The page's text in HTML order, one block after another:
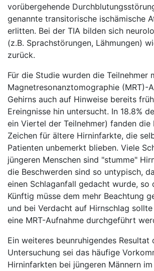
vorübergehende
genannte transitorische ischämische
erlitten. Bei der TIA bilden sich
(z.B. Sprachstörungen, Lähmungen)
zurück.
Für die Studie wurden die Teilnehmer
Magnetresonanztomographie (MRT)-
Gehirns auch auf Hinweise bereits
Ereingnisse hin untersucht. In 18.8%
ein Viertel der Teilnehmer) fanden die
Zeichen für ältere Hirninfarkte, die
Patienten unbemerkt blieben. Viele
jüngeren Menschen sind "stumme"
die Beschwerden sind so untypisch,
einen Schlaganfall gedacht wurde, so
Künftig müsse dem mehr Beachtung
und bei Verdacht auf Hirnschlag
eine MRT-Aufnahme durchgeführt
Ein weiteres beunruhigendes Resultat
Untersuchung sei das häufige
Hirninfarkten bei jüngeren Männern im